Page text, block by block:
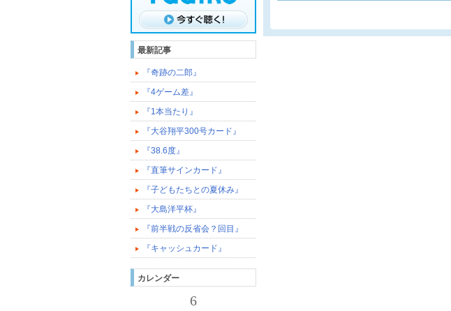
最新記事
『奇跡の二郎』
『4ゲーム差』
『1本当たり』
『大谷翔平300号カード』
『38.6度』
『直筆サインカード』
『子どもたちとの夏休み』
『大島洋平杯』
『前半戦の反省会？回目』
『キャッシュカード』
カレンダー
6